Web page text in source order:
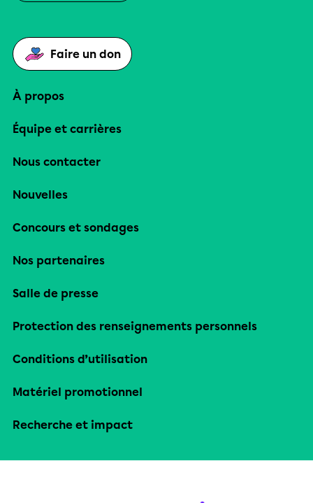
Faire un don
À propos
Équipe et carrières
Nous contacter
Nouvelles
Concours et sondages
Nos partenaires
Salle de presse
Protection des renseignements personnels
Conditions d’utilisation
Matériel promotionnel
Recherche et impact